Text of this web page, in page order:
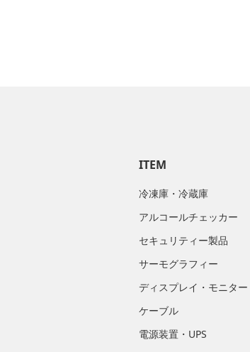
ITEM
冷凍庫・冷蔵庫
アルコールチェッカー
セキュリティー製品
サーモグラフィー
ディスプレイ・モニター
ケーブル
電源装置・UPS